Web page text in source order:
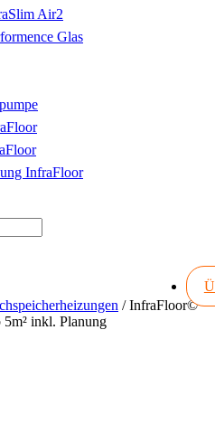
Air2
Glas
InfraFloor
/InfraFloor©
5m² inkl. Planung